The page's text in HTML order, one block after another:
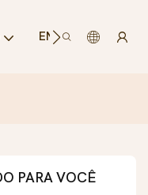
ENTRE EM
PARA VOCÊ